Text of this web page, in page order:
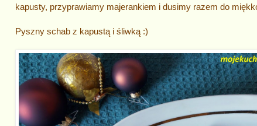
kapusty, przyprawiamy majerankiem i dusimy razem do
Pyszny schab z kapustą i śliwką :)